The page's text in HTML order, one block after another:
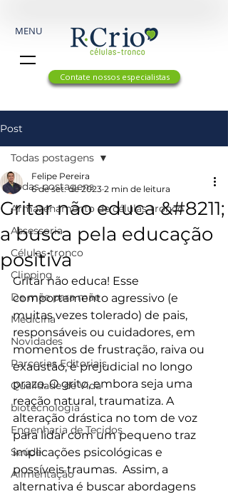
MENU
Contate nossos especialistas
Post
Todas postagens
Armazenamento de células-tronco
Assessoria
Células-tronco
Clipping
De mãe para mãe
Medicina
Novidades
Parcerias Editoriais
Qualidade de Vida
biotecnologia
Engenharia de Tecidos
Saúde
Alimentação
Todas postagens
Gritar não educa &#8211;
a busca pela educação
positiva
Felipe Pereira
6 de set. de 2023 2 min de leitura
Gritar não educa! Esse
comportamento agressivo (e
muitas vezes tolerado) de pais,
responsáveis ou cuidadores, em
momentos de frustração, raiva ou
exaustão, é prejudicial no longo
prazo. O grito, embora seja uma
reação natural, traumatiza. A
alteração drástica no tom de voz
para lidar com um pequeno traz
implicações psicológicas e
possíveis traumas.  Assim, a
alternativa é buscar abordagens